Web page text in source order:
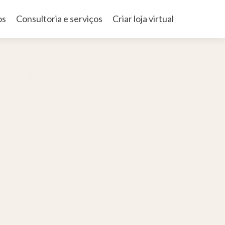
Consultoria e serviços Criar loja virtual